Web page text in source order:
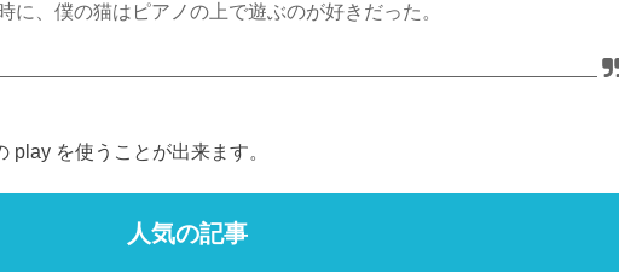
に、僕の猫はピアノの上で遊ぶのが好きだった。
を使うことが出来ます。
人気の記事